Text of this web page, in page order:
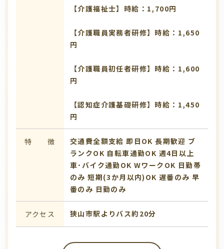
【介護福祉士】時給：1,700円
【介護職員実務者研修】時給：1,650
円
【介護職員初任者研修】時給：1,600
円
【認知症介護基礎研修】時給：1,450
円
特 徴 交通費全額支給 即日OK 長期歓迎 ブ
ランクOK 自転車通勤OK 週4日以上
車･バイク通勤OK WワークOK 日勤帯
のみ 短期(3か月以内)OK 遅番のみ 早
番のみ 日勤のみ
アクセス 狭山市駅よりバス約20分